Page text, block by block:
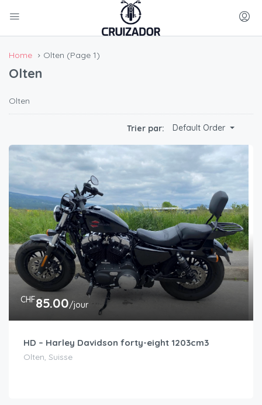
Home Olten (Page 1)
Olten
Olten
Trier par: Default Order
CHF85.00/jour
HD – Harley Davidson forty-eight 1203cm3
Olten, Suisse